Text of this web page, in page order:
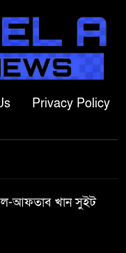
মাটিতে আর কোনোদিন
হবে না: নাটোরে হুইপ
১ লাখ ৮০ হাজার টাকা
মানববন্ধন
Privacy Policy
আফতাব খান সুইট